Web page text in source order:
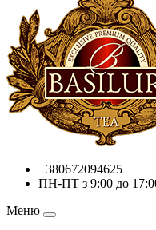
+380672094625
ПН-ПТ з 9:00 до
Меню